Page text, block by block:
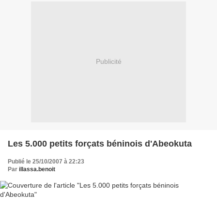
Publicité
Les 5.000 petits forçats béninois d'Abeokuta
Publié le 25/10/2007 à 22:23
Par illassa.benoit